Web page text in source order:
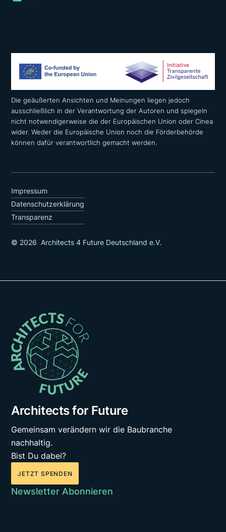
Die geäußerten Ansichten und Meinungen liegen jedoch
ausschließlich in der Verantwortung der Autoren und spiegeln
nicht notwendigerweise die der Europäischen Union oder Cinea
wider. Weder die Europäische Union noch die Förderbehörde
können dafür verantwortlich gemacht werden.
© 2026 Architects 4 Future Deutschland e.V.
Impressum
Datenschutzerklärung
Transparenz
Architects for Future
Gemeinsam verändern wir die Baubranche
nachhaltig.
Bist Du dabei?
JETZT SPENDEN
Newsletter Abonnieren